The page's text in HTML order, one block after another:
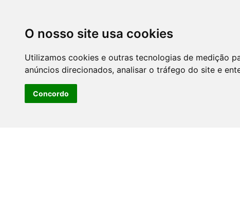
O nosso site usa cookies
Utilizamos cookies e outras tecnologias de medição
anúncios direcionados, analisar o tráfego do site e
Concordo